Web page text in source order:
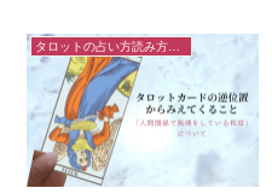
検期間」
タロットの占い方読み方のコツ